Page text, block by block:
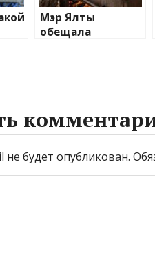
Мэр Ялты
обещала
не будет опубликован.